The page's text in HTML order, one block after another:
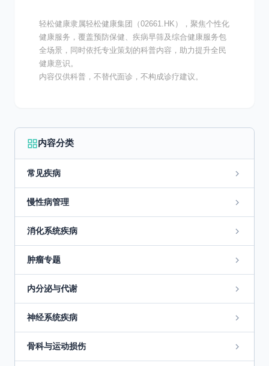
轻松健康隶属轻松健康集团（02661.HK），聚焦个性化
健康服务，覆盖预防保健、疾病早筛及综合健康服务包
全场景，同时依托专业策划的科普内容，助力提升全民
健康意识。
内容仅供科普，不替代面诊，不构成诊疗建议。
内容分类
常见疾病
慢性病管理
消化系统疾病
肿瘤专题
内分泌与代谢
神经系统疾病
骨科与运动损伤